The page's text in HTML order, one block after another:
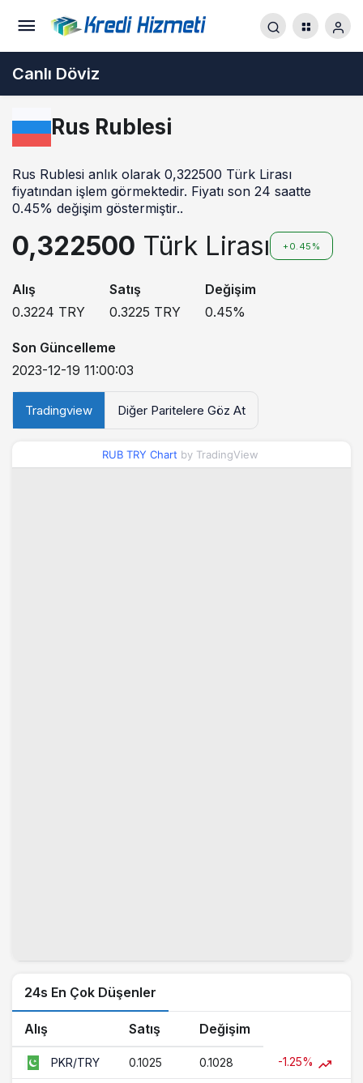
Canlı Döviz
Rus Rublesi
Rus Rublesi anlık olarak 0,322500 Türk Lirası
fiyatından işlem görmektedir. Fiyatı son 24 saatte
0.45% değişim göstermiştir..
0,322500 Türk Lirası +0.45%
Alış
0.3224 TRY
Satış
0.3225 TRY
Değişim
0.45%
Son Güncelleme
2023-12-19 11:00:03
Tradingview Diğer Paritelere Göz At
RUB TRY Chart by TradingView
24s En Çok Düşenler
Alış Satış Değişim
PKR/TRY 0.1025 0.1028 -1.25%